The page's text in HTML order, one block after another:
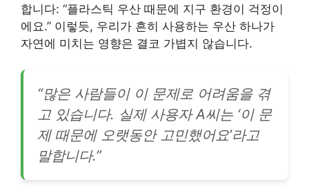
합니다: “플라스틱 우산 때문에 지구 환경이 걱정이
에요.” 이렇듯, 우리가 흔히 사용하는 우산 하나가
자연에 미치는 영향은 결코 가볍지 않습니다.
“많은 사람들이 이 문제로 어려움을 겪
고 있습니다. 실제 사용자 A씨는 ‘이 문
제 때문에 오랫동안 고민했어요’라고
말합니다.”